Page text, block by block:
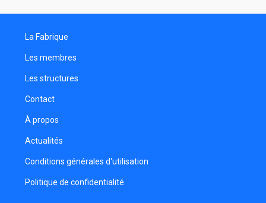
La Fabrique
Les membres
Les structures
Contact
À propos
Actualités
Conditions générales d'utilisation
Politique de confidentialité